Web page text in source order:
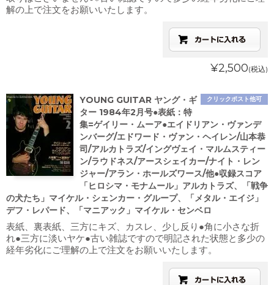
解の上で注文をお願いいたします。
¥2,500(税込)
クリックポスト他可
YOUNG GUITAR ヤング・ギ
ター 1984年2月号●表紙：特
集=ゲイリー・ムーア●エイドリアン・ヴァンデ
ンバーグ/エドワード・ヴァン・ヘイレン/山本恭
司/アルカトラズ/イングヴェイ・マルムスティー
ン/ラウドネス/アースシェイカー/ナイト・レン
ジャー/アラン・ホールズワース/他●収録スコア
「ヒロシマ・モナムール」アルカトラズ、「戦争
の犬たち」マイケル・シェンカー・グループ、「メタル・エイジ」
デフ・レパード、「マニアック」マイケル・センベロ
表紙、裏表紙、三方にキズ、カスレ、少し反り●角に小さな折
れ●三方に淡いヤケ●古い雑誌ですので明記された状態と多少の
経年劣化にご理解の上で注文をお願いいたします。